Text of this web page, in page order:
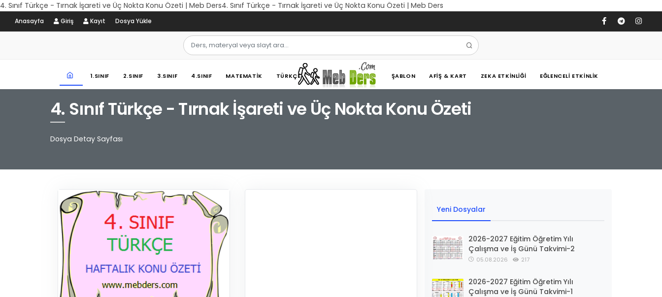
4. Sınıf Türkçe - Tırnak İşareti ve Üç Nokta Konu Özeti | Meb Ders4. Sınıf Türkçe - Tırnak İşareti ve Üç Nokta Konu Özeti | Meb Ders
Anasayfa Giriş Kayıt Dosya Yükle
1.SINIF 2.SINIF 3.SINIF 4.SINIF MATEMATIK TÜRKÇE ŞABLON AFIŞ & KART ZEKA ETKINLIĞI EĞLENCELI ETKINLIK
4. Sınıf Türkçe - Tırnak İşareti ve Üç Nokta Konu Özeti
Dosya Detay Sayfası
Yeni Dosyalar
2026-2027 Eğitim Öğretim Yılı
Çalışma ve İş Günü Takvimi-2
05.08.2026 217
2026-2027 Eğitim Öğretim Yılı
Çalışma ve İş Günü Takvimi-1